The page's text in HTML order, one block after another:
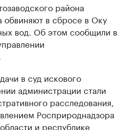
района
обвиняют в сбросе в Оку
вод. Об этом сообщили в
в суд искового
администрации стали
расследования,
Росприроднадзора
и республике